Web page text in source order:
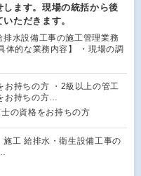
ます。現場の統括から後
ただきます。
水設備工事の施工管理業務
体的な業務内容】 ・現場の調
お持ちの方 ・2級以上の管工
お持ちの方…
の資格をお持ちの方
工 給排水・衛生設備工事の